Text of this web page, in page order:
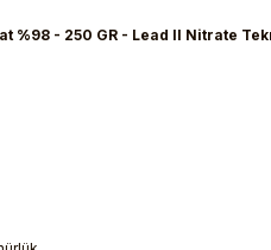
%98 - 250 GR - Lead II Nitrate